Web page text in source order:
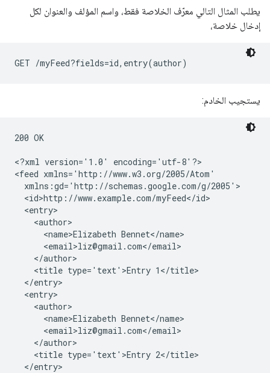
يطلب المثال التالي معرّف الخلاصة فقط، واسم المؤلف والعنوان لكل
إدخال خلاصة،
GET /myFeed?fields=id,entry(author)
يستجيب الخادم:
200 OK
<?xml version='1.0' encoding='utf-8'?>
<feed xmlns='http://www.w3.org/2005/Atom'
  xmlns:gd='http://schemas.google.com/g/2005'>
  <id>http://www.example.com/myFeed</id>
  <entry>
    <author>
      <name>Elizabeth Bennet</name>
      <email>liz@gmail.com</email>
    </author>
    <title type='text'>Entry 1</title>
  </entry>
  <entry>
    <author>
      <name>Elizabeth Bennet</name>
      <email>liz@gmail.com</email>
    </author>
    <title type='text'>Entry 2</title>
  </entry>